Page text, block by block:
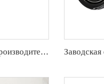
TSBJ Высококачественный оптовый производитель переднего стабилизатора для Karry Youyou EV OE:LKR001